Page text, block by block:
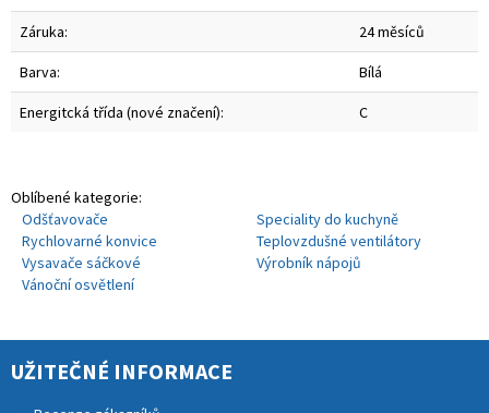
Záruka: 24 měsíců
Barva: Bílá
Energitcká třída (nové značení): C
Oblíbené kategorie:
Odšťavovače
Speciality do kuchyně
Rychlovarné konvice
Teplovzdušné ventilátory
Vysavače sáčkové
Výrobník nápojů
Vánoční osvětlení
UŽITEČNÉ INFORMACE